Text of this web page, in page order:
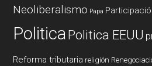
Neoliberalismo Papa
PoliticaPolitica EEUU
Reforma tributaria religión